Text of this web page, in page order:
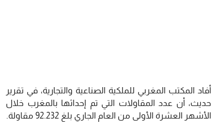
أفاد المكتب المغربي للملكية الصناعية والتجارية، في تقرير
حديث، أن عدد المقاولات التي تم إحداثها بالمغرب خلال
الأشهر العشرة الأولى من العام الجاري بلغ 92.232 مقاولة.